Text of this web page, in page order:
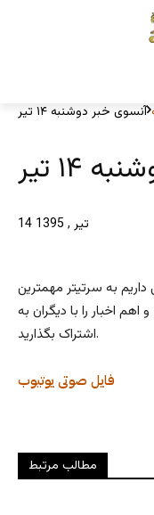
آنسوی خبر دوشنبه ۱۴ تیر
تیر
14 تیر , 1395
به سرتیتر مهمترین
اخبار را با دیگران به
اشتراک بگذارید.
یوتیوب فایل صوتی
مطالب مرتبط